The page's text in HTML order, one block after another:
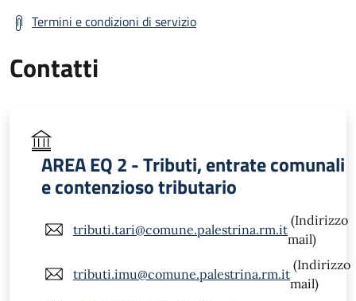
Termini e condizioni di servizio
Contatti
AREA EQ 2 - Tributi, entrate comunali
e contenzioso tributario
tributi.tari@comune.palestrina.rm.it
(Indirizzo
mail)
tributi.imu@comune.palestrina.rm.it
(Indirizzo
mail)